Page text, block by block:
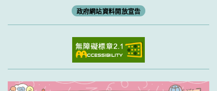
政府網站資料開放宣告